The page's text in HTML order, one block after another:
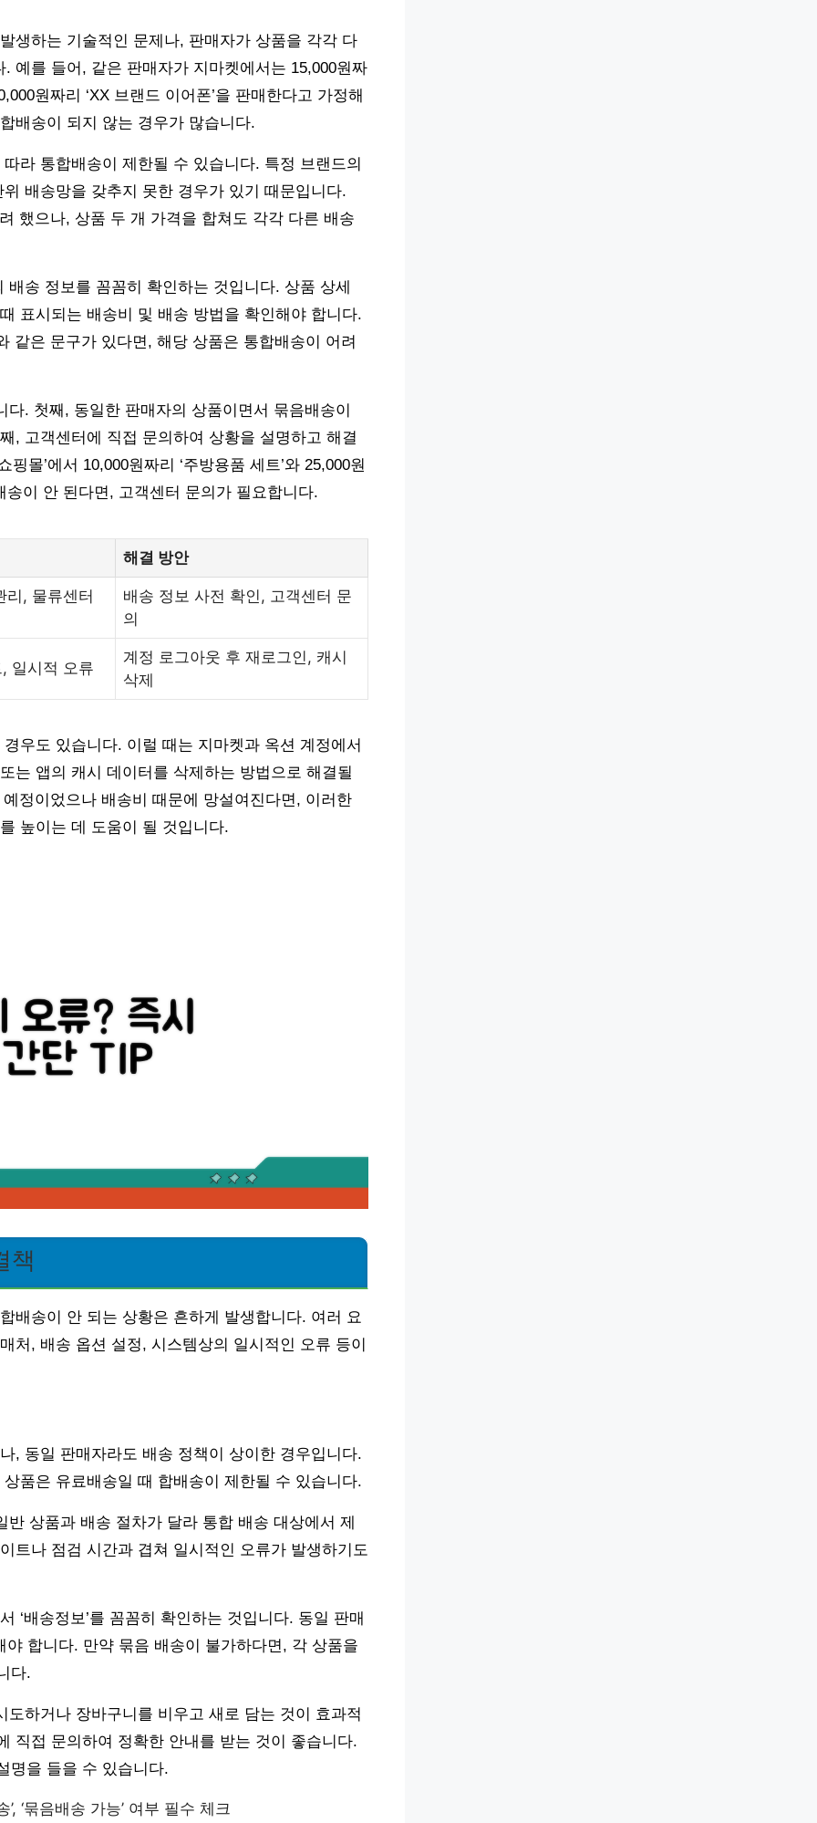
생하는 기술적인 문제나, 판매자가 상품을 각각 다
예를 들어, 같은 판매자가 지마켓에서는 15,000원짜
원짜리 ‘XX 브랜드 이어폰’을 판매한다고 가정해
배송이 되지 않는 경우가 많습니다.
라 통합배송이 제한될 수 있습니다. 특정 브랜드의
배송망을 갖추지 못한 경우가 있기 때문입니다.
했으나, 상품 두 개 가격을 합쳐도 각각 다른 배송
송 정보를 꼼꼼히 확인하는 것입니다. 상품 상세
표시되는 배송비 및 배송 방법을 확인해야 합니다.
같은 문구가 있다면, 해당 상품은 통합배송이 어려
. 첫째, 동일한 판매자의 상품이면서 묶음배송이
, 고객센터에 직접 문의하여 상황을 설명하고 해결
몰’에서 10,000원짜리 ‘주방용품 세트’와 25,000원
송이 안 된다면, 고객센터 문의가 필요합니다.
해결 방안
리, 물류센터
배송 정보 사전 확인, 고객센터 문
의
일시적 오류
계정 로그아웃 후 재로그인, 캐시
삭제
우도 있습니다. 이럴 때는 지마켓과 옥션 계정에서
는 앱의 캐시 데이터를 삭제하는 방법으로 해결될
정이었으나 배송비 때문에 망설여진다면, 이러한
높이는 데 도움이 될 것입니다.
책
배송이 안 되는 상황은 흔하게 발생합니다. 여러 요
처, 배송 옵션 설정, 시스템상의 일시적인 오류 등이
, 동일 판매자라도 배송 정책이 상이한 경우입니다.
품은 유료배송일 때 합배송이 제한될 수 있습니다.
상품과 배송 절차가 달라 통합 배송 대상에서 제
트나 점검 시간과 겹쳐 일시적인 오류가 발생하기도
‘배송정보’를 꼼꼼히 확인하는 것입니다. 동일 판매
야 합니다. 만약 묶음 배송이 불가하다면, 각 상품을
다.
하거나 장바구니를 비우고 새로 담는 것이 효과적
직접 문의하여 정확한 안내를 받는 것이 좋습니다.
명을 들을 수 있습니다.
’, ‘묶음배송 가능’ 여부 필수 체크